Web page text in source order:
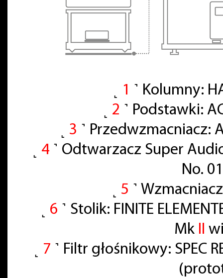
1 ˺ Kolumny:
2 ˺ Podstawki:
3 ˺ Przedwzmacniacz:
4˺ Odtwarzacz Super
No.
5 ˺
6 ˺ Stolik: FINITE
Mk II
7 ˺ Filtr głośnikowy: SPEC